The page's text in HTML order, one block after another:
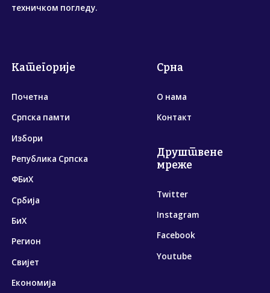
техничком погледу.
Категорије
Почетна
Српска памти
Избори
Република Српска
ФБиХ
Србија
БиХ
Регион
Свијет
Економија
Срна
О нама
Контакт
Друштвене
мреже
Twitter
Instagram
Facebook
Youtube